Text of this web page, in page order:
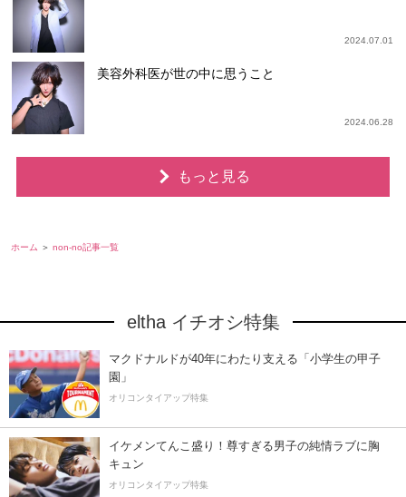
2024.07.01
美容外科医が世の中に思うこと
2024.06.28
もっと見る
ホーム non-no記事一覧
eltha イチオシ特集
マクドナルドが40年にわたり支える「小学生の甲子
園」
オリコンタイアップ特集
イケメンてんこ盛り！尊すぎる男子の純情ラブに胸
キュン
オリコンタイアップ特集